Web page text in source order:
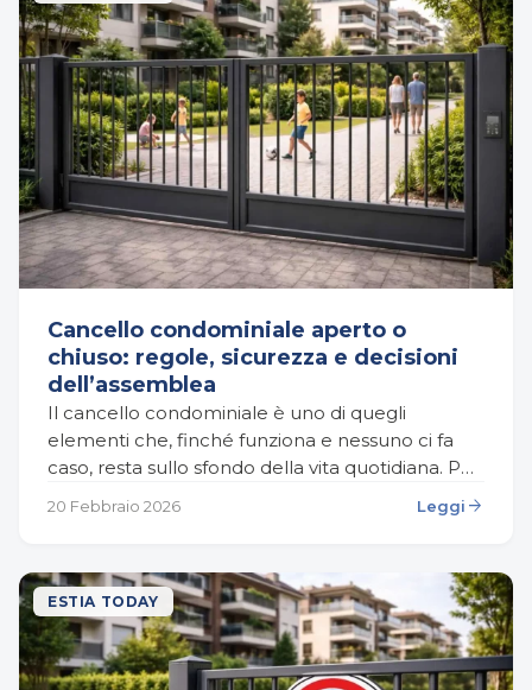
Cancello condominiale aperto o
chiuso: regole, sicurezza e decisioni
dell’assemblea
Il cancello condominiale è uno di quegli
elementi che, finché funziona e nessuno ci fa
caso, resta sullo sfondo della vita quotidiana. Poi
succede qualcosa: un vicino lo lascia
20 Febbraio 2026 Leggi arrow_forward
ESTIA TODAY